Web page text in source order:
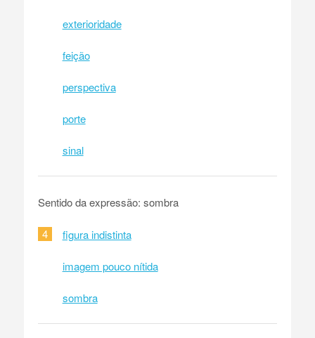
exterioridade
feição
perspectiva
porte
sinal
Sentido da expressão: sombra
4 figura indistinta
imagem pouco nítida
sombra